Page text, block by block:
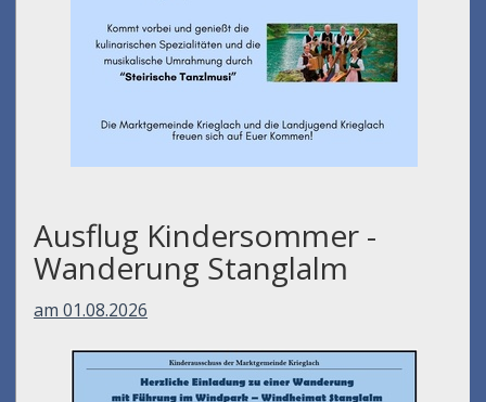
Ausflug Kindersommer -
Wanderung Stanglalm
am 01.08.2026